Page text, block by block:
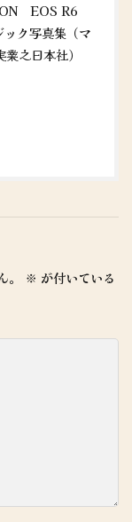
EOS R6
ク写真集（マ
之日本社）
※ が付いている